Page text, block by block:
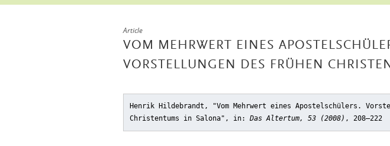
Article
VOM MEHRWERT EINES
VORSTELLUNGEN DES FRÜHEN
Henrik Hildebrandt, "Vom Mehrwert eines Apostelschülers.
Christentums in Salona" , in: Das Altertum, 53 (2008) , 208–222